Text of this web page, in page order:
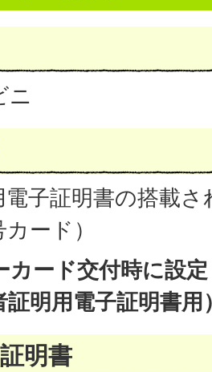
ニ
電子証明書の搭載
ード）
カード交付時に設
証明用電子証明書
明書